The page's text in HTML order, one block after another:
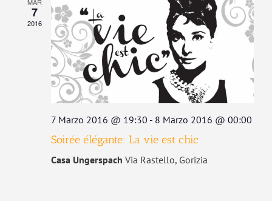
7
2016
7 Marzo 2016 @ 19:30 - 8 Marzo 2016 @ 00:00
Soirée élégante: La vie est chic
Casa Ungerspach Via Rastello, Gorizia